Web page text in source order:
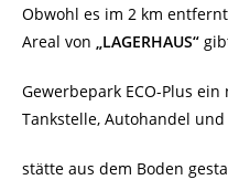
Obwohl es im 2 km
Areal von
„LAGERHAUS“
Gewerbepark ECO-Plus ein
Tankstelle, Autohandel und
stätte aus dem Boden